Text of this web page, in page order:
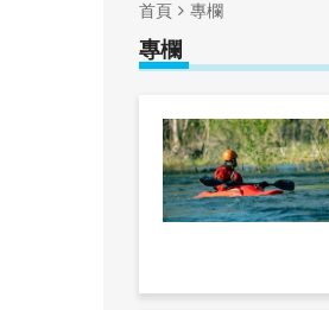
首頁 專欄
專欄